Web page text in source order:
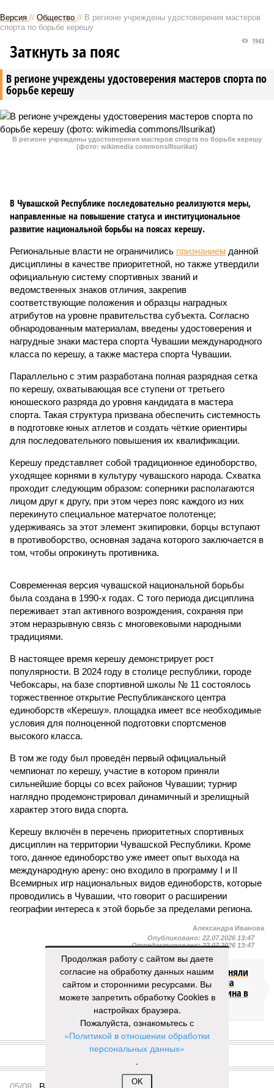
Версия // Общество // В регионе учреждены удостоверения мастеров
спорта по борьбе керешу
В регионе учреждены удостоверения мастеров спорта по
борьбе керешу
1943
Заткнуть за пояс
В регионе учреждены удостоверения мастеров спорта по борьбе керешу
(фото: wikimedia commons/Ilsurikat)
В Чувашской Республике последовательно реализуются меры,
направленные на повышение статуса и институциональное
развитие национальной борьбы на поясах керешу.
Региональные власти не ограничились признанием данной
дисциплины в качестве приоритетной, но также утвердили
официальную систему спортивных званий и
ведомственных знаков отличия, закрепив
соответствующие положения и образцы наградных
атрибутов на уровне правительства субъекта. Согласно
обнародованным материалам, введены удостоверения и
нагрудные знаки мастера спорта Чувашии международного
класса по керешу, а также мастера спорта Чувашии.
Параллельно с этим разработана полная разрядная сетка
по керешу, охватывающая все ступени от третьего
юношеского разряда до уровня кандидата в мастера
спорта. Такая структура призвана обеспечить системность
в подготовке юных атлетов и создать чёткие ориентиры
для последовательного повышения их квалификации.
Керешу представляет собой традиционное единоборство,
уходящее корнями в культуру чувашского народа. Схватка
проходит следующим образом: соперники располагаются
лицом друг к другу, при этом через пояс каждого из них
перекинуто специальное матерчатое полотенце;
удерживаясь за этот элемент экипировки, борцы вступают
в противоборство, основная задача которого заключается в
том, чтобы опрокинуть противника.
Современная версия чувашской национальной борьбы
была создана в 1990-х годах. С того периода дисциплина
переживает этап активного возрождения, сохраняя при
этом неразрывную связь с многовековыми народными
традициями.
В настоящее время керешу демонстрирует рост
популярности. В 2024 году в столице республики, городе
Чебоксары, на базе спортивной школы № 11 состоялось
торжественное открытие Республиканского центра
единоборств «Керешу». площадка имеет все необходимые
условия для полноценной подготовки спортсменов
высокого класса.
В том же году был проведён первый официальный
чемпионат по керешу, участие в котором приняли
сильнейшие борцы со всех районов Чувашии; турнир
наглядно продемонстрировал динамичный и зрелищный
характер этого вида спорта.
Керешу включён в перечень приоритетных спортивных
дисциплин на территории Чувашской Республики. Кроме
того, данное единоборство уже имеет опыт выхода на
международную арену: оно входило в программу I и II
Всемирных игр национальных видов единоборств, которые
проводились в Чувашии, что говорит о расширении
географии интереса к этой борьбе за пределами региона.
Александра Иванова
Опубликовано: 22.07.2026 13:47
Отредактировано:22.07.2026 13:47
В регионе сняли
ограничение на
продажу бензина в
канистры
КОММЕНТАРИИ 0
ПОСЛЕДНИЕ НОВОСТИ
Продолжая работу с сайтом вы даете
согласие на обработку данных нашим
сайтом и сторонними ресурсами. Вы
можете запретить обработку Cookies в
настройках браузера.
Пожалуйста, ознакомьтесь с
«Политикой в отношении обработки
персональных данных»
.
OK